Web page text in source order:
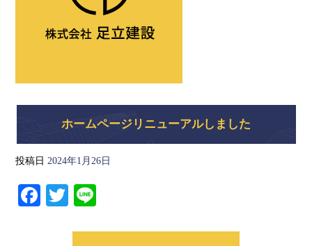
ホームページリニューアルしました
投稿日 2024年1月26日
Fa T
tte